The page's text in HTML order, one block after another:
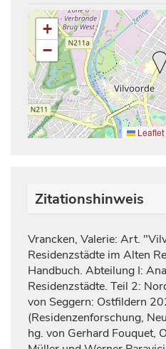
+
−
Leaflet
Zitationshinweis
Vrancken, Valerie: Art.
Residenzstädte im Alten
Handbuch. Abteilung I:
Residenzstädte. Teil 2:
von Seggern: Ostfildern
(Residenzenforschung,
hg. von Gerhard Fouquet,